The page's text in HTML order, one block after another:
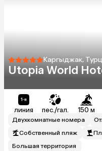
Каргыджак,
Utopia World
линия пес./гал. 150 м
Двухкомнатные номера
Собственный пляж
Большая территория